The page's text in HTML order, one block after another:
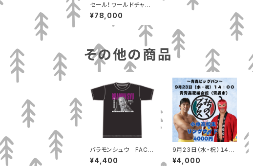
セール！ワールドチャン
ピオンベルト
¥78,000
その他の商品
バラモンシュウ FACE
Tシャツ
¥4,400
9月23日（水・祝）１４：
００ 青森産業会館（青
森市）小中高校生リング
¥4,000